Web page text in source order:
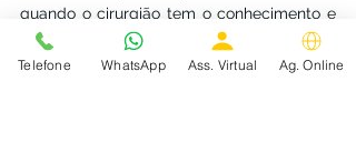
quando o cirurgião tem o conhecimento e
prática necessários para garantir a
funcionalidade correta do nariz durante a
Telefone WhatsApp Ass. Virtual Ag. Online